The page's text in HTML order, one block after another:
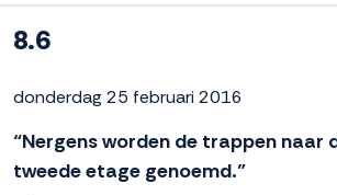
8.6
donderdag 25 februari 2016
“Nergens worden de trappen naar
tweede etage genoemd.”